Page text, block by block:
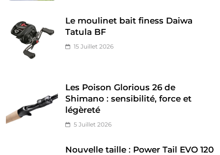
Le moulinet bait finess Daiwa
Tatula BF
15 Juillet 2026
Les Poison Glorious 26 de
Shimano : sensibilité, force et
légèreté
5 Juillet 2026
Nouvelle taille : Power Tail EVO 120